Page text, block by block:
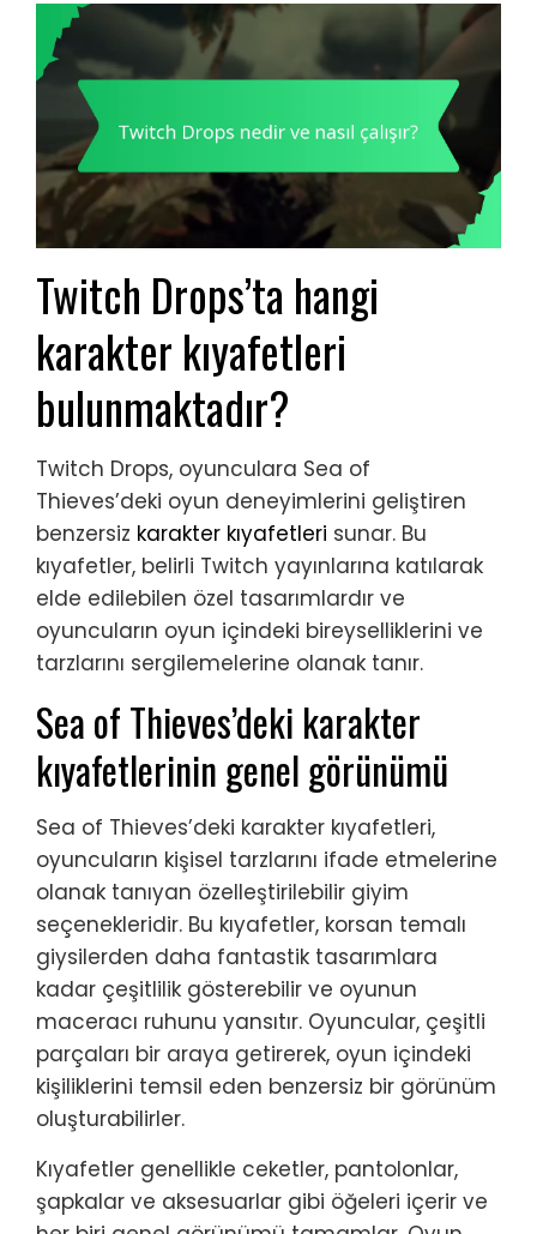
Twitch Drops’ta hangi
karakter kıyafetleri
bulunmaktadır?
Twitch Drops, oyunculara Sea of
Thieves’deki oyun deneyimlerini geliştiren
benzersiz karakter kıyafetleri sunar. Bu
kıyafetler, belirli Twitch yayınlarına katılarak
elde edilebilen özel tasarımlardır ve
oyuncuların oyun içindeki bireyselliklerini ve
tarzlarını sergilemelerine olanak tanır.
Sea of Thieves’deki karakter
kıyafetlerinin genel görünümü
Sea of Thieves’deki karakter kıyafetleri,
oyuncuların kişisel tarzlarını ifade etmelerine
olanak tanıyan özelleştirilebilir giyim
seçenekleridir. Bu kıyafetler, korsan temalı
giysilerden daha fantastik tasarımlara
kadar çeşitlilik gösterebilir ve oyunun
maceracı ruhunu yansıtır. Oyuncular, çeşitli
parçaları bir araya getirerek, oyun içindeki
kişiliklerini temsil eden benzersiz bir görünüm
oluşturabilirler.
Kıyafetler genellikle ceketler, pantolonlar,
şapkalar ve aksesuarlar gibi öğeleri içerir ve